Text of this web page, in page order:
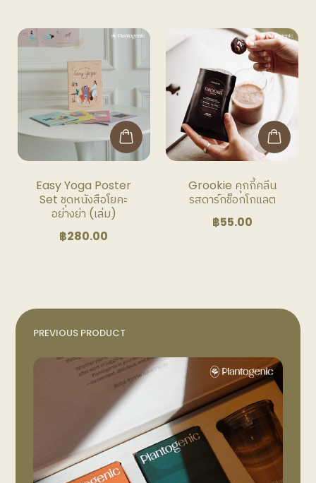
Easy Yoga Poster
Set ชุดหนังสือโยคะ
อย่างย่า (เล่ม)
฿280.00
Grookie คุกกี้คลีน
รสดาร์กช็อกโกแลต
฿55.00
PREVIOUS PRODUCT